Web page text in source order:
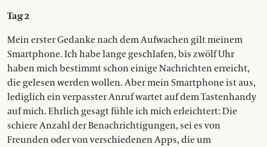
Tag 2
Mein erster Gedanke nach dem Aufwachen gilt meinem
Smartphone. Ich habe lange geschlafen, bis zwölf Uhr
haben mich bestimmt schon einige Nachrichten erreicht,
die gelesen werden wollen. Aber mein Smartphone ist aus,
lediglich ein verpasster Anruf wartet auf dem ­Tastenhandy
auf mich. Ehrlich gesagt fühle ich mich erleichtert: Die
schiere Anzahl der Benachrichtigungen, sei es von
Freunden oder von verschiedenen Apps, die um